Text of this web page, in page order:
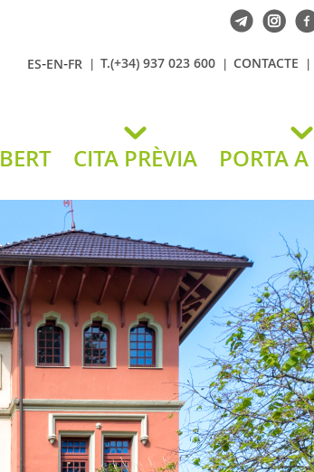
ES-EN-FR T.(+34) 937 023 600 CONTACTE
CITA PRÈVIA PORTA